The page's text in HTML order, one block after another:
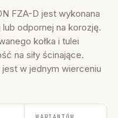
FZA-D jest wykonana
odpornej na korozję.
kołka i tulei
na siły ścinające.
w jednym wierceniu